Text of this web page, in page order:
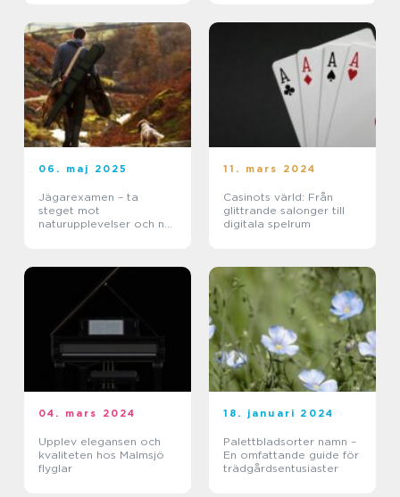
06. maj 2025
Jägarexamen – ta
steget mot
naturupplevelser och ny
11. mars 2024
Casinots värld: Från
glittrande salonger till
digitala spelrum
04. mars 2024
Upplev elegansen och
kvaliteten hos Malmsjö
flyglar
18. januari 2024
Palettbladsorter namn –
En omfattande guide för
trädgårdsentusiaster